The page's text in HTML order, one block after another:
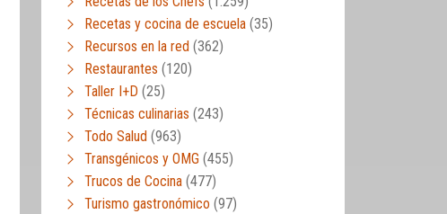
Recetas y cocina de escuela (35)
Recursos en la red (362)
Restaurantes (120)
Taller I+D (25)
Técnicas culinarias (243)
Todo Salud (963)
Transgénicos y OMG (455)
Trucos de Cocina (477)
Turismo gastronómico (97)